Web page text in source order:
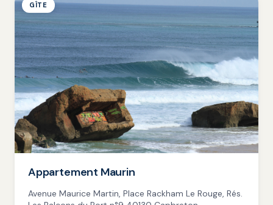
GÎTE
Appartement Maurin
Avenue Maurice Martin, Place Rackham Le Rouge, Rés.